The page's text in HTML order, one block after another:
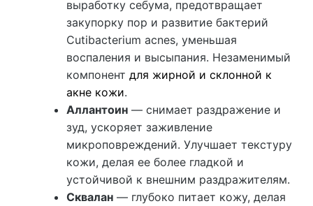
выработку себума, предотвращает
закупорку пор и развитие бактерий
Cutibacterium acnes, уменьшая
воспаления и высыпания. Незаменимый
компонент для жирной и склонной к
акне кожи.
Аллантоин — снимает раздражение и
зуд, ускоряет заживление
микроповреждений. Улучшает текстуру
кожи, делая ее более гладкой и
устойчивой к внешним раздражителям.
Сквалан — глубоко питает кожу, делая